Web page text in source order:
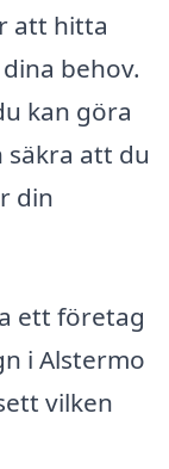
att hitta
behov.
kan göra
att du
din
ett företag
i Alstermo
vilken